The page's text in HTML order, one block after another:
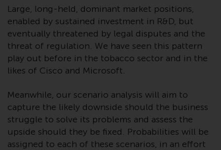
Anlageberatung und
berücksichtigt nicht die
Anlagebedürfnisse eines
bestimmten Anlegers oder
bestimmter Anleger.
als Anlage-, Steuer-, Rechts- oder
sonstige Beratung ausgelegt
werden.
Large, long-held, dominant market positions,
enabled by sustained investment in R&D, but
eventually threatened by legal disputes and the
threat of regulation. We have seen this pattern
play out before in the tobacco sector and in the
likes of Cisco and Microsoft.
Meanwhile, our scenario analysis will aim to
capture the likely downside should the business
struggle to solve its problems and assess the
upside should they be fixed. Probabilities will be
assigned to each of these scenarios, in an effort